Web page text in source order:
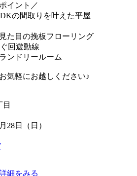
イント／
の間取りを叶えた平屋
た目の挽板フローリング
回遊動線
ンドリールーム
気軽にお越しください♪
28日（日）
細をみる